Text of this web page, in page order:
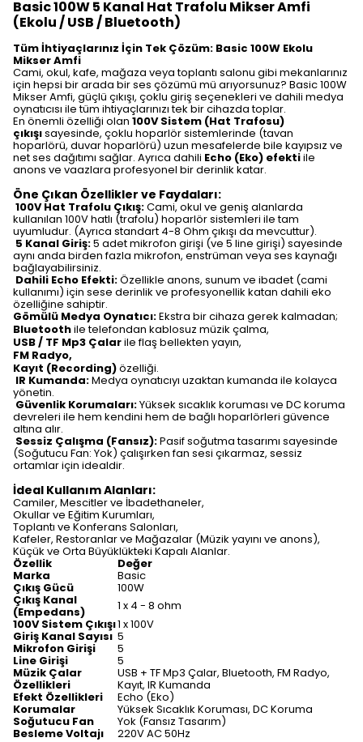
Basic 100W 5 Kanal Hat Trafolu Mikser Amfi
(Ekolu / USB / Bluetooth)
Tüm İhtiyaçlarınız İçin Tek Çözüm: Basic 100W Ekolu
Mikser Amfi
Cami, okul, kafe, mağaza veya toplantı salonu gibi mekanlarınız
için hepsi bir arada bir ses çözümü mü arıyorsunuz? Basic 100W
Mikser Amfi, güçlü çıkışı, çoklu giriş seçenekleri ve dahili medya
oynatıcısı ile tüm ihtiyaçlarınızı tek bir cihazda toplar.
En önemli özelliği olan 100V Sistem (Hat Trafosu)
çıkışısayesinde, çoklu hoparlör sistemlerinde (tavan
hoparlörü, duvar hoparlörü) uzun mesafelerde bile kayıpsız ve
net ses dağıtımı sağlar. Ayrıca dahili Echo (Eko) efektiile
anons ve vaazlara profesyonel bir derinlik katar.
Öne Çıkan Özellikler ve Faydaları:
100V Hat Trafolu Çıkış:Cami, okul ve geniş alanlarda
kullanılan 100V hatlı (trafolu) hoparlör sistemleri ile tam
uyumludur. (Ayrıca standart 4-8 Ohm çıkışı da mevcuttur).
5 Kanal Giriş:5 adet mikrofon girişi (ve 5 line girişi) sayesinde
aynı anda birden fazla mikrofon, enstrüman veya ses kaynağı
bağlayabilirsiniz.
Dahili Echo Efekti:Özellikle anons, sunum ve ibadet (cami
kullanımı) için sese derinlik ve profesyonellik katan dahili eko
özelliğine sahiptir.
Gömülü Medya Oynatıcı:Ekstra bir cihaza gerek kalmadan;
Bluetoothile telefondan kablosuz müzik çalma,
USB / TF Mp3 Çalarile flaş bellekten yayın,
FM Radyo,
Kayıt (Recording)özelliği.
IR Kumanda:Medya oynatıcıyı uzaktan kumanda ile kolayca
yönetin.
Güvenlik Korumaları:Yüksek sıcaklık koruması ve DC koruma
devreleri ile hem kendini hem de bağlı hoparlörleri güvence
altına alır.
Sessiz Çalışma (Fansız):Pasif soğutma tasarımı sayesinde
(Soğutucu Fan: Yok) çalışırken fan sesi çıkarmaz, sessiz
ortamlar için idealdir.
İdeal Kullanım Alanları:
Camiler, Mescitler ve İbadethaneler,
Okullar ve Eğitim Kurumları,
Toplantı ve Konferans Salonları,
Kafeler, Restoranlar ve Mağazalar (Müzik yayını ve anons),
Küçük ve Orta Büyüklükteki Kapalı Alanlar.
Özellik Değer
Marka Basic
Çıkış Gücü 100W
Çıkış Kanal
(Empedans)
1 x 4 - 8 ohm
100V Sistem Çıkışı1 x 100V
Giriş Kanal Sayısı 5
Mikrofon Girişi 5
Line Girişi 5
Müzik Çalar
Özellikleri
USB + TF Mp3 Çalar, Bluetooth, FM Radyo,
Kayıt, IR Kumanda
Efekt Özellikleri Echo (Eko)
Korumalar Yüksek Sıcaklık Koruması, DC Koruma
Soğutucu Fan Yok (Fansız Tasarım)
Besleme Voltajı 220V AC 50Hz